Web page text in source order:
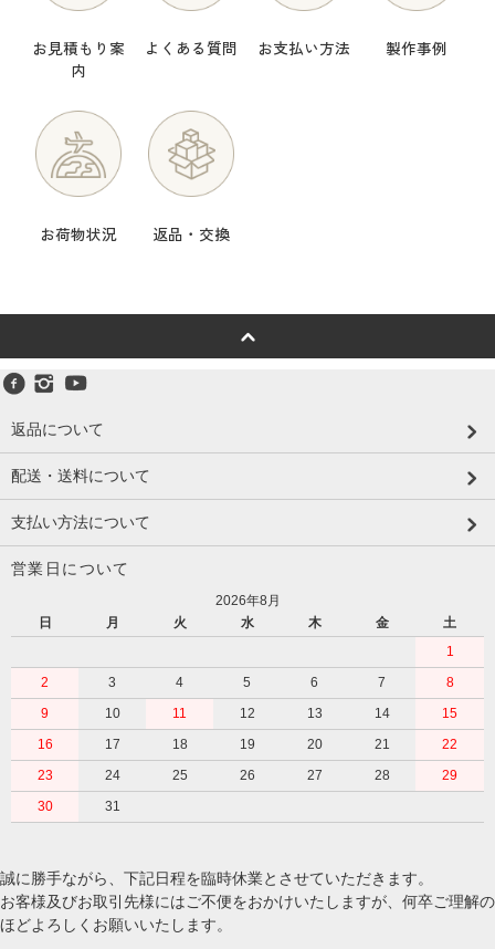
お見積もり案
内
よくある質問 お支払い方法 製作事例
お荷物状況 返品・交換
返品について
配送・送料について
支払い方法について
営業日について
2026年8月
日
月 火 水 木 金
土
1
2
3 4 5 6 7
8
9
10 11 12 13 14
15
16
17 18 19 20 21
22
23
24 25 26 27 28
29
30
31
誠に勝手ながら、下記日程を臨時休業とさせていただきます。
お客様及びお取引先様にはご不便をおかけいたしますが、何卒ご理解の
ほどよろしくお願いいたします。